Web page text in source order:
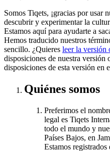
Somos Tiqets, ¡gracias por usar
descubrir y experimentar la
Estamos aquí para ayudarte a
Hemos traducido nuestros
sencillo. ¿Quieres leer la versión
disposiciones de nuestra versión
disposiciones de esta versión en
Quiénes somos
Preferimos el
legal es Tiqets
todo el mundo y
Países Bajos, en
Estamos